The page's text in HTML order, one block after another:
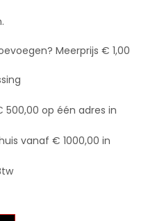
Meerprijs € 1,00
op één adres in
vanaf € 1000,00 in